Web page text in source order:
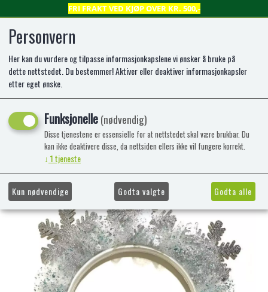
FRI FRAKT VED KJØP OVER KR. 500,-
0
HÅRBØYLE M/SNØKRYSTALLER
TINKA BEAUTY JUL
Personvern
Her kan du vurdere og tilpasse informasjonkapslene vi ønsker å bruke på
dette nettstedet. Du bestemmer! Aktiver eller deaktiver informasjonkapsler
etter eget ønske.
Funksjonelle(nødvendig)
Disse tjenestene er essensielle for at nettstedet skal være brukbar. Du
kan ikke deaktivere disse, da nettsiden ellers ikke vil fungere korrekt.
↓ 1tjeneste
Kun nødvendige Godta valgte Godta alle